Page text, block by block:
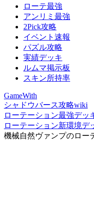
ローテ最強
アンリミ最強
2Pick攻略
イベント速報
パズル攻略
実績デッキ
ルムマ掲示板
スキン所持率
GameWith
シャドウバース攻略wiki
ローテーション最強デッ
ローテーション新環境デ
機械自然ヴァンプのロー